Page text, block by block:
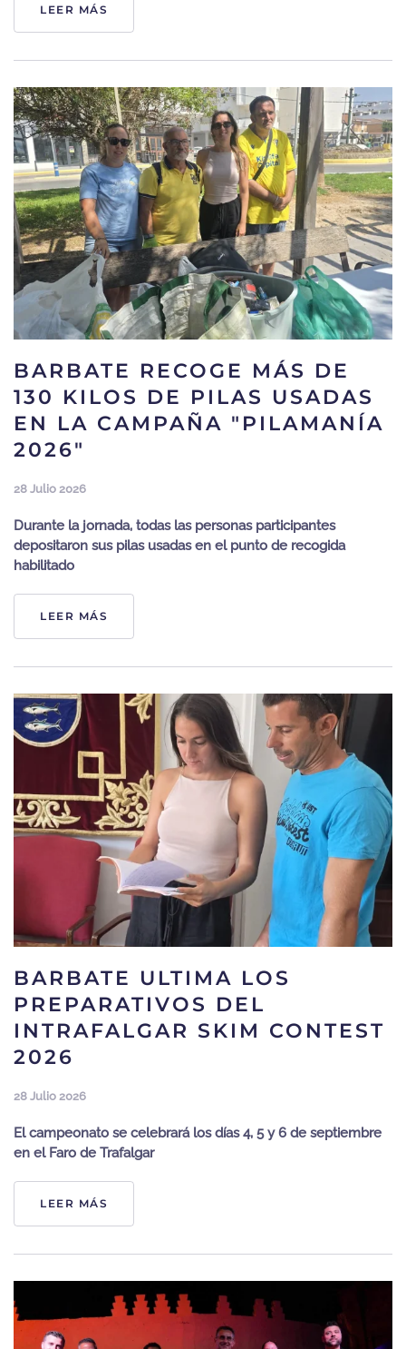
LEER MÁS
BARBATE RECOGE MÁS DE
130 KILOS DE PILAS USADAS
EN LA CAMPAÑA "PILAMANÍA
2026"
28 Julio 2026
Durante la jornada, todas las personas participantes
depositaron sus pilas usadas en el punto de recogida
habilitado
LEER MÁS
BARBATE ULTIMA LOS
PREPARATIVOS DEL
INTRAFALGAR SKIM CONTEST
2026
28 Julio 2026
El campeonato se celebrará los días 4, 5 y 6 de septiembre
en el Faro de Trafalgar
LEER MÁS